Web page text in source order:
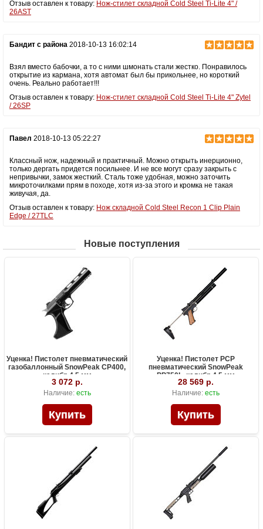
Отзыв оставлен к товару: Нож-стилет складной Cold Steel Ti-Lite 4" /
26AST
Бандит с района 2018-10-13 16:02:14
Взял вместо бабочки, а то с ними шмонать стали жестко. Понравилось
открытие из кармана, хотя автомат был бы прикольнее, но короткий
очень. Реально работает!!!
Отзыв оставлен к товару: Нож-стилет складной Cold Steel Ti-Lite 4" Zytel
/ 26SP
Павел 2018-10-13 05:22:27
Классный нож, надежный и практичный. Можно открыть инерционно,
только дергать придется посильнее. И не все могут сразу закрыть с
непривычки, замок жесткий. Сталь тоже удобная, можно заточить
микроточилками прям в походе, хотя из-за этого и кромка не такая
живучая, да.
Отзыв оставлен к товару: Нож складной Cold Steel Recon 1 Clip Plain
Edge / 27TLC
Новые поступления
Уценка! Пистолет пневматический
газобаллонный SnowPeak CP400,
калибр 4.5 мм
3 072 р.
Наличие: есть
Уценка! Пистолет PCP
пневматический SnowPeak
PP750L, калибр 4.5 мм
28 569 р.
Наличие: есть